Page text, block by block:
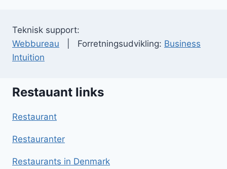
Teknisk support:
Webbureau | Forretningsudvikling: Business
Intuition
Restauant links
Restaurant
Restauranter
Restaurants in Denmark